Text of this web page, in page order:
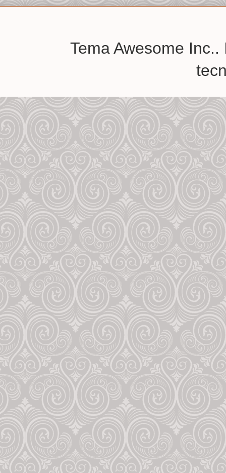
Tema Awesome